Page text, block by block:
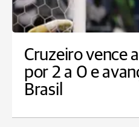
Cruzeiro vence
por 2 a 0 e
Brasil